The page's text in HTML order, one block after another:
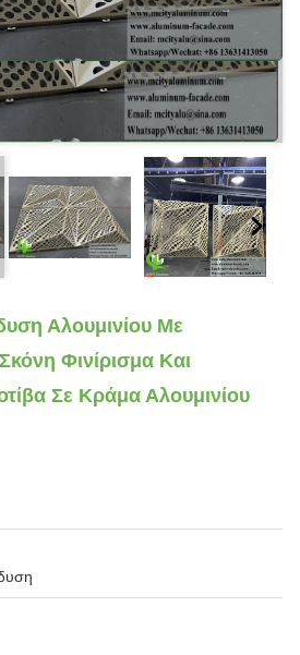
Αλουμινίου Με
Φινίρισμα Και
Σε Κράμα Αλουμινίου